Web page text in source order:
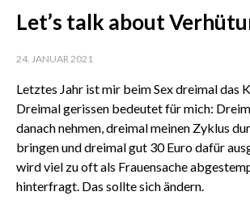
Let’s talk about
24. JANUAR 2021
Letztes Jahr ist mir beim Sex dreimal das
Dreimal gerissen bedeutet für mich:
danach nehmen, dreimal meinen Zyklus
bringen und dreimal gut 30 Euro dafür
wird viel zu oft als Frauensache
hinterfragt. Das sollte sich ändern.